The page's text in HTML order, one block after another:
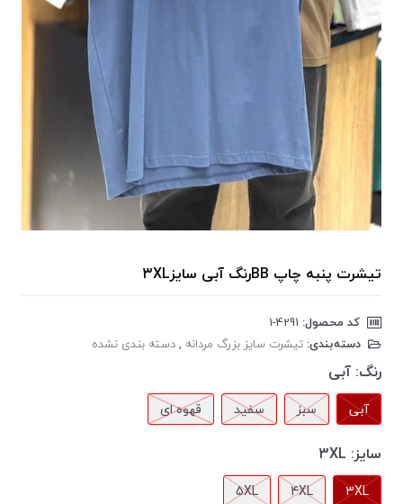
تیشرت پنبه چاپ BBرنگ آبی سایز3XL
کد محصول:
دسته‌بندی: تیشرت سایز بزرگ مردانه ,دسته بندی نشده
رنگ: آبی
آبی سبز سفید قهوه ای
سایز: 3XL
3XL
4XL
5XL